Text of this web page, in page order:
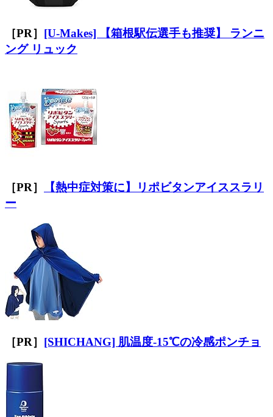
［PR］ [U-Makes] 【箱根駅伝選手も推奨】 ランニ
ング リュック
［PR］
【熱中症対策に】リポビタンアイススラリ
ー
［PR］ [SHICHANG] 肌温度-15℃の冷感ポンチョ